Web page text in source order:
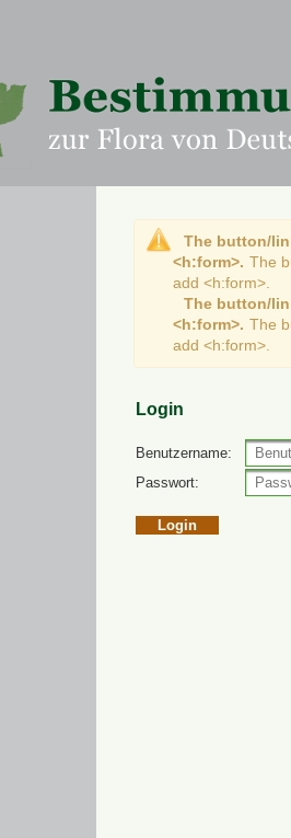
The button/
<h:form>. The
add <h:form>.
The button/
<h:form>. The
add <h:form>.
Login
Benutzername:
Passwort: